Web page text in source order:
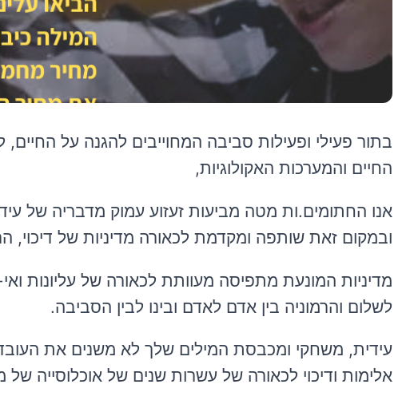
בתור פעילי ופעילות סביבה המחוייבים להגנה על
החיים והמערכות האקולוגיות,
אנו החתומים.ות מטה מביעות זעזוע עמוק מדבריה של
ובמקום זאת שותפה ומקדמת לכאורה מדיניות של דיכוי,
מדיניות המונעת מתפיסה מעוותת לכאורה של עליונות
לשלום והרמוניה בין אדם לאדם ובינו לבין הסביבה.
עידית, משחקי ומכבסת המילים שלך לא משנים את
אלימות ודיכוי לכאורה של עשרות שנים של אוכלוסייה של